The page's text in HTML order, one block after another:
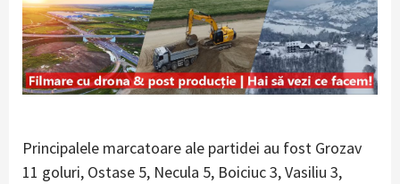
Principalele marcatoare ale partidei au fost Grozav
11 goluri, Ostase 5, Necula 5, Boiciuc 3, Vasiliu 3,